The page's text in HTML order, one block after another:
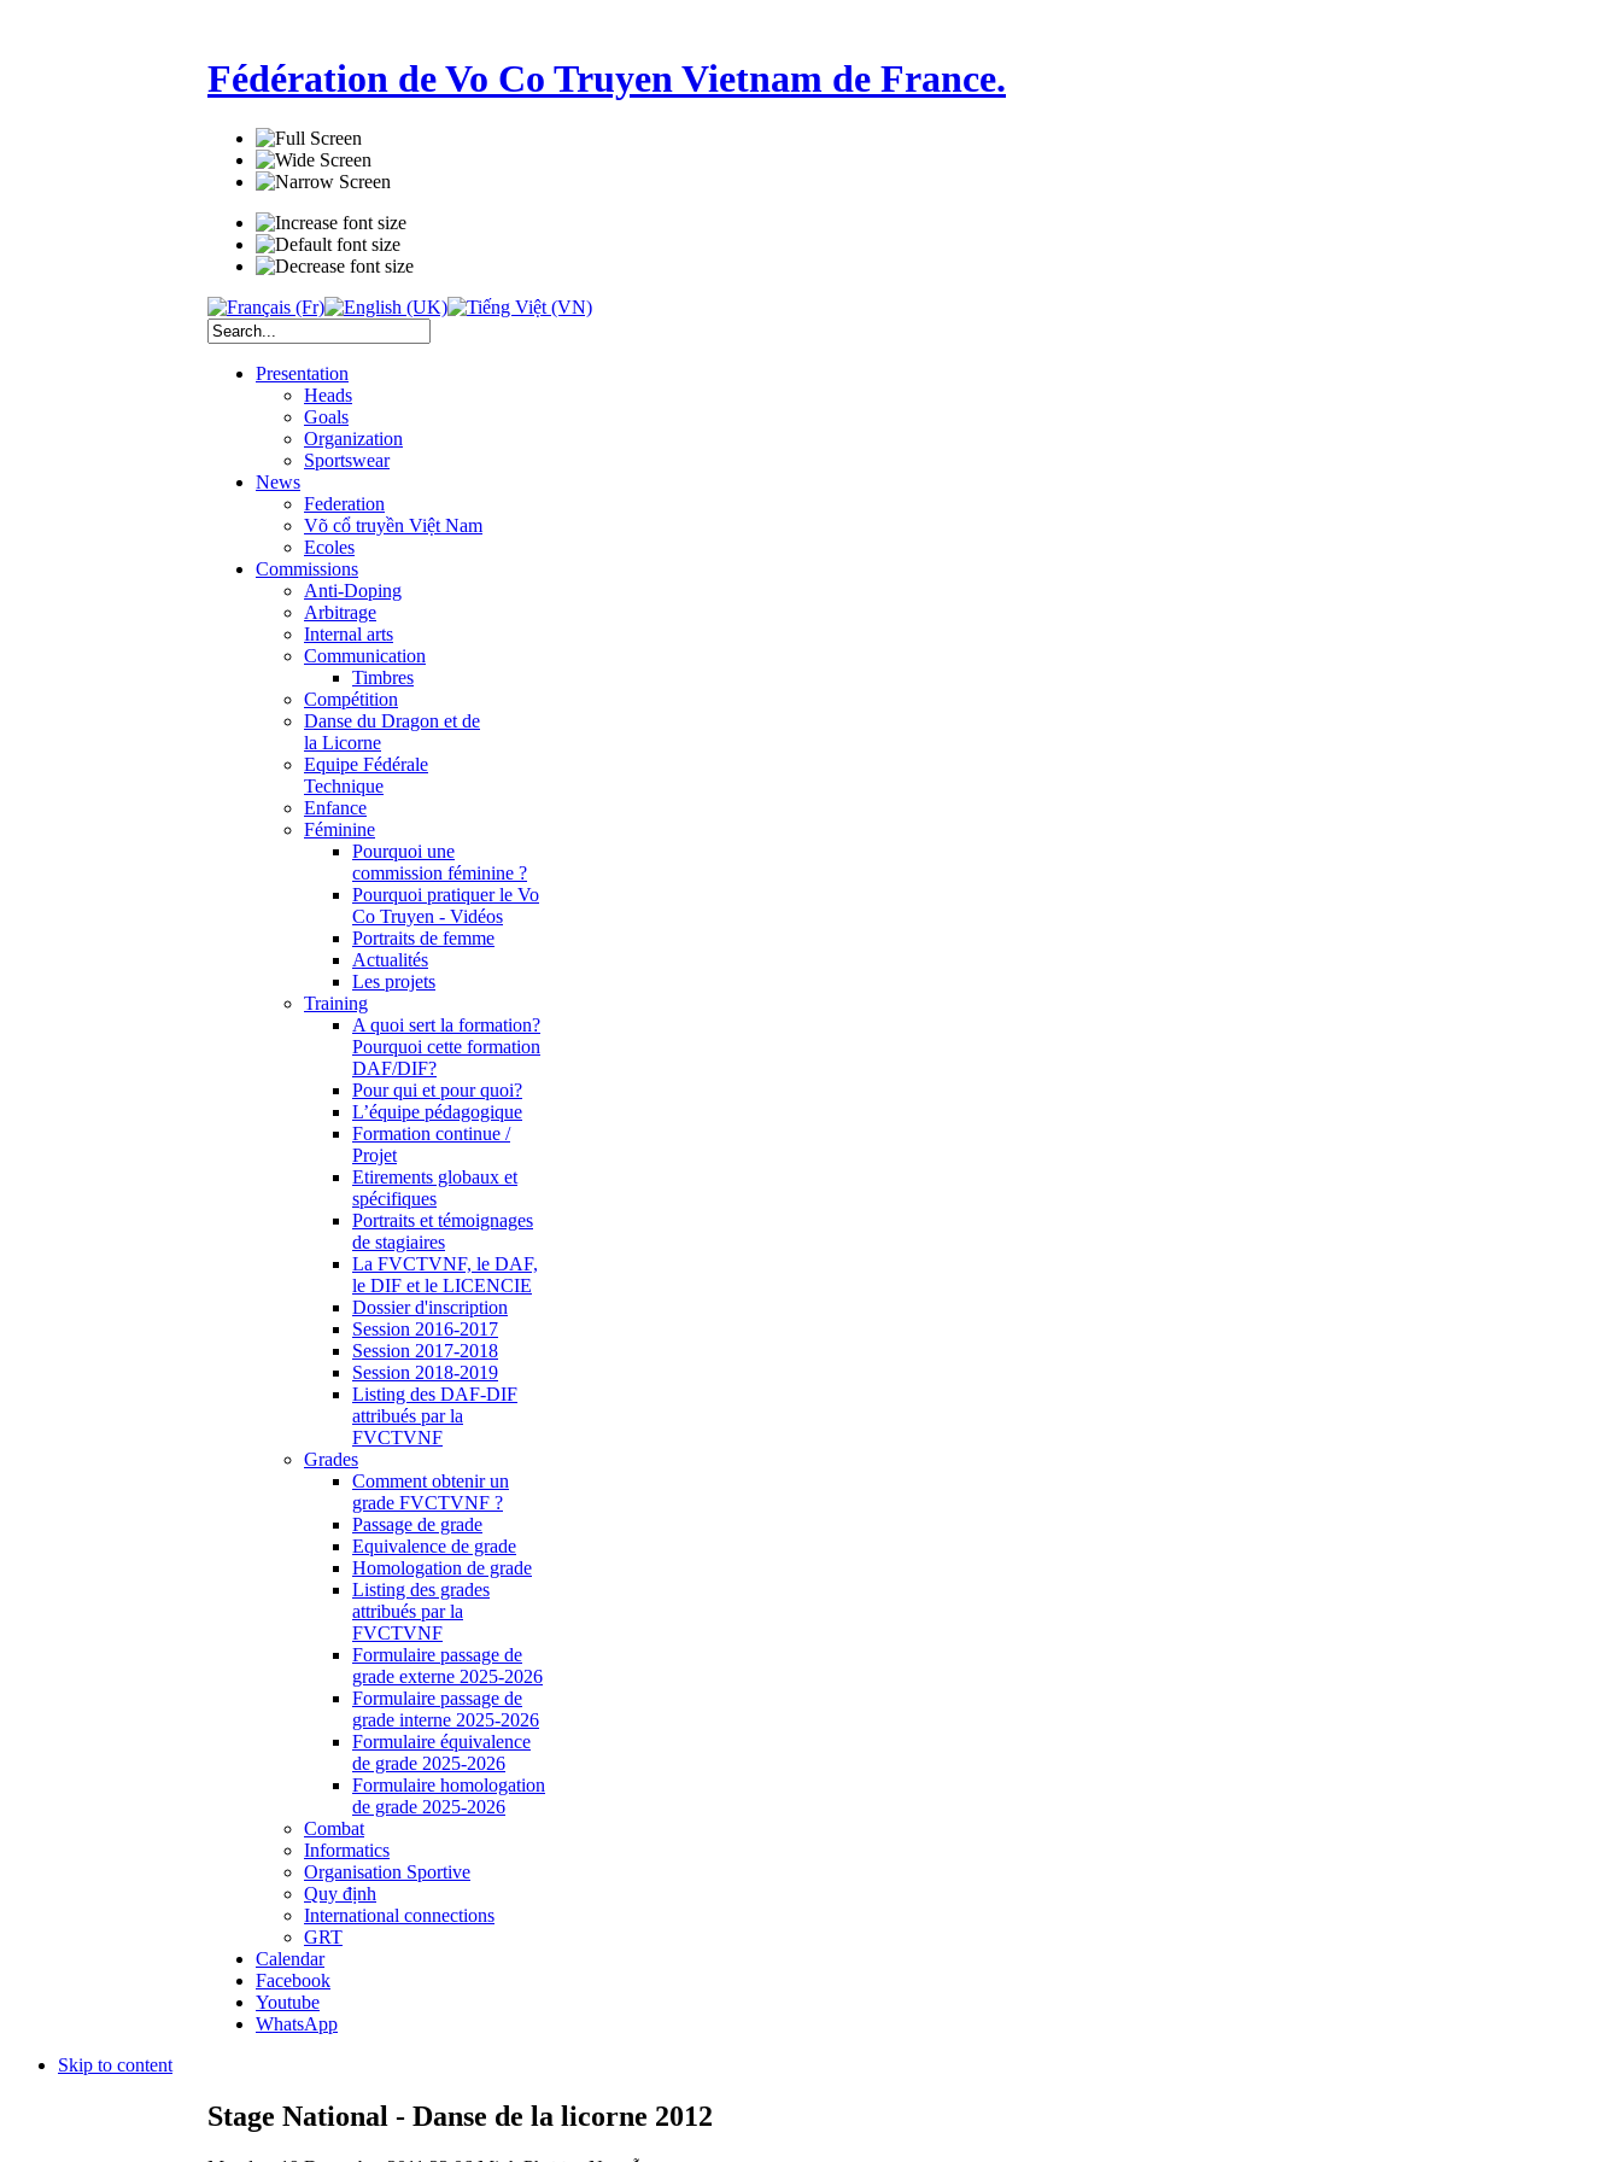
Fédération de Vo Co Truyen Vietnam de France.
Presentation
Heads
Goals
Organization
Sportswear
News
Federation
Võ cổ truyền Việt Nam
Ecoles
Commissions
Anti-Doping
Arbitrage
Internal arts
Communication
Timbres
Compétition
Danse du Dragon et de
la Licorne
Equipe Fédérale
Technique
Enfance
Féminine
Pourquoi une
commission féminine ?
Pourquoi pratiquer le Vo
Co Truyen - Vidéos
Portraits de femme
Actualités
Les projets
Training
A quoi sert la formation?
Pourquoi cette formation
DAF/DIF?
Pour qui et pour quoi?
L’équipe pédagogique
Formation continue /
Projet
Etirements globaux et
spécifiques
Portraits et témoignages
de stagiaires
La FVCTVNF, le DAF,
le DIF et le LICENCIE
Dossier d'inscription
Session 2016-2017
Session 2017-2018
Session 2018-2019
Listing des DAF-DIF
attribués par la
FVCTVNF
Grades
Comment obtenir un
grade FVCTVNF ?
Passage de grade
Equivalence de grade
Homologation de grade
Listing des grades
attribués par la
FVCTVNF
Formulaire passage de
grade externe 2025-2026
Formulaire passage de
grade interne 2025-2026
Formulaire équivalence
de grade 2025-2026
Formulaire homologation
de grade 2025-2026
Combat
Informatics
Organisation Sportive
Quy định
International connections
GRT
Calendar
Facebook
Youtube
WhatsApp
Skip to content
Stage National - Danse de la licorne 2012